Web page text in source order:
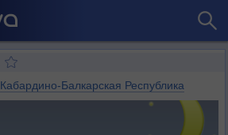
Кабардино-Балкарская Республика